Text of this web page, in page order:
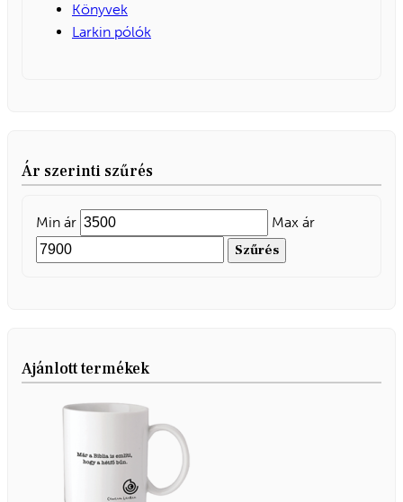
Könyvek
Larkin pólók
Ár szerinti szűrés
Min ár
Max ár
Szűrés
Ajánlott termékek